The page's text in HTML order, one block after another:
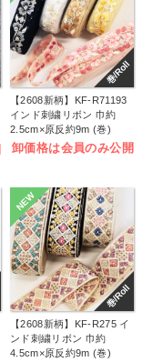
巻/Roll
【2608新柄】KF-R71193
インド刺繍リボン 巾約
2.5cm×原反約9m (巻)
卸価格は会員のみ公開
巻/Roll
NEW
【2608新柄】KF-R275 イ
ンド刺繍リボン 巾約
4.5cm×原反約9m (巻)